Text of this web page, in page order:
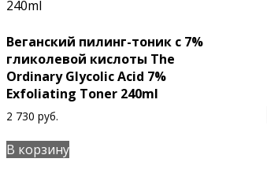
Веганский пилинг-тоник с 7%
гликолевой кислоты The
Ordinary Glycolic Acid 7%
Exfoliating Toner 240ml
2 730 руб.
В корзину